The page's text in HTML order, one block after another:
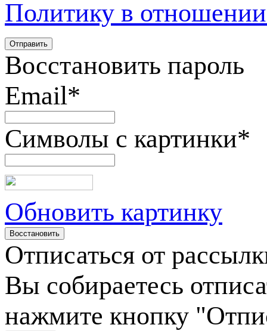
Политику в
Восстановить пароль
Email*
Символы с картинки*
Обновить картинку
Отписаться от
Вы собираетесь
нажмите кнопку